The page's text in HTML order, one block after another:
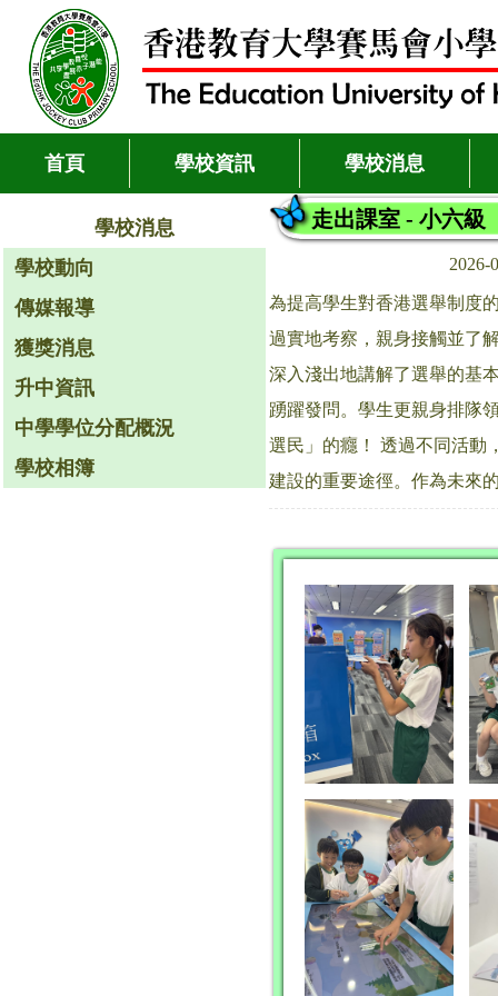
首頁 學校資訊 學校消息
學校消息
學校動向
傳媒報導
獲獎消息
升中資訊
中學學位分配概況
學校相簿
走出課室 - 小六級
2026-
為提高學生對香港選舉制度
過實地考察，親身接觸並了
深入淺出地講解了選舉的基
踴躍發問。學生更親身排隊
選民」的癮！ 透過不同活動
建設的重要途徑。作為未來